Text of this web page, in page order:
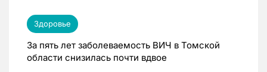
Здоровье
За пять лет заболеваемость ВИЧ в Томской
области снизилась почти вдвое